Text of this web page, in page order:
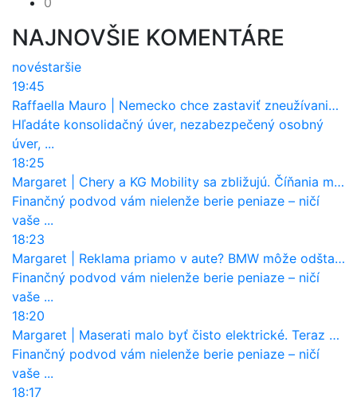
NAJNOVŠIE KOMENTÁRE
novéstaršie
19:45
Raffaella Mauro
Nemecko chce zastaviť zneužívanie dotácií na elektromobily. Pritvrdí pravidlá
Hľadáte konsolidačný úver, nezabezpečený osobný
úver, ...
18:25
Margaret
Chery a KG Mobility sa zbližujú. Číňania môžu získať 10 % bývalého SsangYongu
Finančný podvod vám nielenže berie peniaze – ničí
vaše ...
18:23
Margaret
Reklama priamo v aute? BMW môže odštartovať nový trend
Finančný podvod vám nielenže berie peniaze – ničí
vaše ...
18:20
Margaret
Maserati malo byť čisto elektrické. Teraz zisťuje, že potrebuje nový osemvalcový motor
Finančný podvod vám nielenže berie peniaze – ničí
vaše ...
18:17